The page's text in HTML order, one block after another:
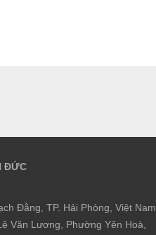
ĐỨC
Đằng, TP. Hải Phòng, Việt Nam
Văn Lương, Phường Yên Hoà,